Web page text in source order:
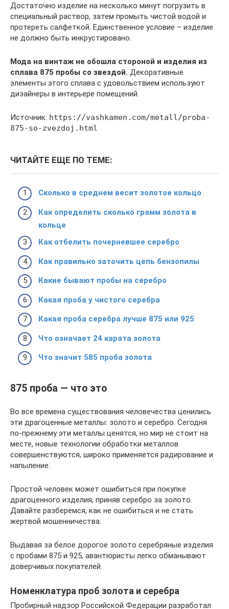
Достаточно изделие на несколько минут погрузить в
специальный раствор, затем промыть чистой водой и
протереть салфеткой. Единственное условие – изделие
не должно быть инкрустировано.
Мода на винтаж не обошла стороной и изделия из
сплава 875 пробы со звездой. Декоративные
элементы этого сплава с удовольствием используют
дизайнеры в интерьере помещений.
Источник: https://vashkamen.com/metall/proba-
875-so-zvezdoj.html
ЧИТАЙТЕ ЕЩЕ ПО ТЕМЕ:
Сколько в среднем весит золотое кольцо
Как определить сколько грамм золота в
кольце
Как отбелить почерневшее серебро
Как правильно заточить цепь бензопилы
Какие бывают пробы на серебро
Какая проба у чистого серебра
Какая проба серебра лучше 875 или 925
Что означает 24 карата золота
Что значит 585 проба золота
875 проба — что это
Во все времена существования человечества ценились
эти драгоценные металлы: золото и серебро. Сегодня
по-прежнему эти металлы ценятся, но мир не стоит на
месте, новые технологии обработки металлов
совершенствуются, широко применяется радирование и
напыление.
Простой человек может ошибиться при покупке
драгоценного изделия, приняв серебро за золото.
Давайте разберемся, как не ошибиться и не стать
жертвой мошенничества.
Выдавая за белое дорогое золото серебряные изделия
с пробами 875 и 925, авантюристы легко обманывают
доверчивых покупателей.
Номенклатура проб золота и серебра
Пробирный надзор Российской Федерации разработал